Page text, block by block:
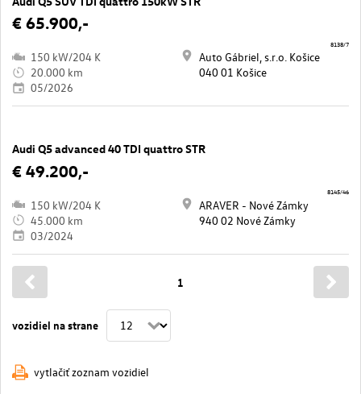
€ 65.900,-
150 kW/204 K
20.000 km
05/2026
Auto Gábriel, s.r.o. Košice
040 01 Košice
8138/7
Audi Q5 advanced 40 TDI quattro STR
€ 49.200,-
150 kW/204 K
45.000 km
03/2024
ARAVER - Nové Zámky
940 02 Nové Zámky
8145/46
vozidiel na strane
1
vytlačiť zoznam vozidiel